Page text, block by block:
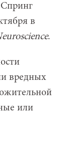
в
.
вредных
или